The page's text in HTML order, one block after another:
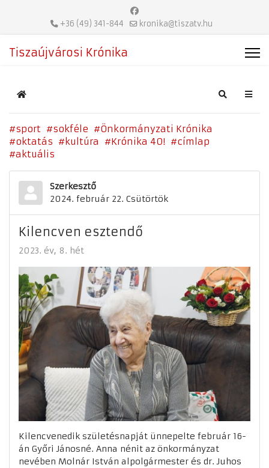
+36 (49) 341-844 kronika@tiszatv.hu
Tiszaújvárosi Krónika
Home Search
sport sokféle
Önkormányzati Krónika
oktatás
kultúra Krónika 40!
címlap
aktuális
Szerkesztő
2024. február 22. Csütörtök
Kilencven esztendő
2023. év 8. hét
Kilencvenedik születésnapját ünnepelte február 16-
án Győri Jánosné. Anna nénit az önkormányzat
nevében Molnár István alpolgármester és dr. Juhos